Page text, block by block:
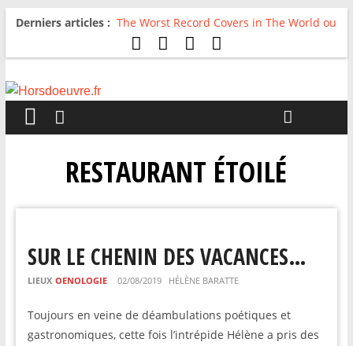
Derniers articles : The Worst Record Covers in The World ou
Comment rire du pire
Avril 2026 : C’est dans les vieux pots
For The First Time, Again : Tyler Ballgame
RESTAURANT ÉTOILÉ
SUR LE CHENIN DES VACANCES…
LIEUX OENOLOGIE 02/08/2019 HÉLÈNE BARATTE
Toujours en veine de déambulations poétiques et
gastronomiques, cette fois l’intrépide Hélène a pris des